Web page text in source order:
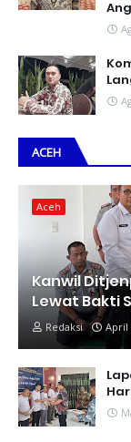
ACEH
Aceh
Kanwil
Lewat Bakti
Redaksi April